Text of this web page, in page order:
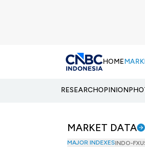
HOME
RESEARCHOPINION
MARKET DATA
MAJOR INDEXESINDO-FX